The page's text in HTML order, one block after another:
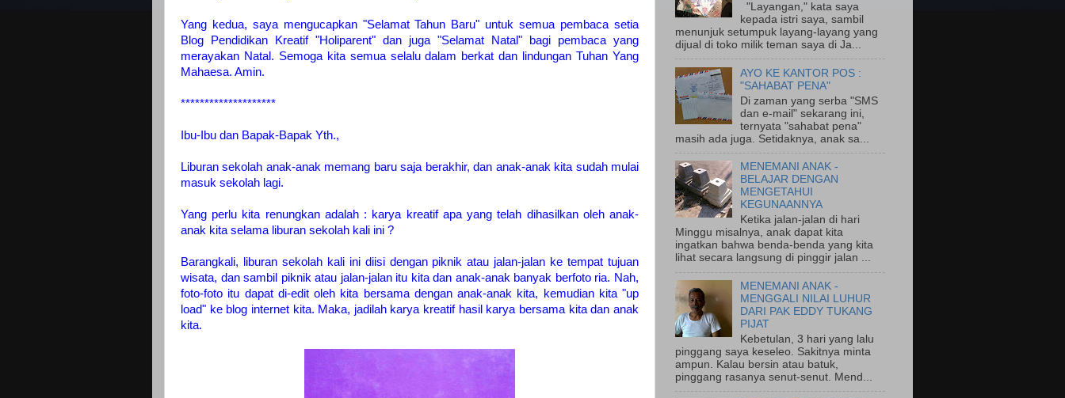
Yang kedua, saya mengucapkan "Selamat Tahun Baru" untuk semua pembaca setia
Blog Pendidikan Kreatif "Holiparent" dan juga "Selamat Natal" bagi pembaca yang
merayakan Natal. Semoga kita semua selalu dalam berkat dan lindungan Tuhan Yang
Mahaesa. Amin.
********************
Ibu-Ibu dan Bapak-Bapak Yth.,
Liburan sekolah anak-anak memang baru saja berakhir, dan anak-anak kita sudah mulai
masuk sekolah lagi.
Yang perlu kita renungkan adalah : karya kreatif apa yang telah dihasilkan oleh anak-
anak kita selama liburan sekolah kali ini ?
Barangkali, liburan sekolah kali ini diisi dengan piknik atau jalan-jalan ke tempat tujuan
wisata, dan sambil piknik atau jalan-jalan itu kita dan anak-anak banyak berfoto ria. Nah,
foto-foto itu dapat di-edit oleh kita bersama dengan anak-anak kita, kemudian kita "up
load" ke blog internet kita. Maka, jadilah karya kreatif hasil karya bersama kita dan anak
kita.
"Layangan," kata saya
kepada istri saya, sambil
menunjuk setumpuk layang-layang yang
dijual di toko milik teman saya di Ja...
AYO KE KANTOR POS :
"SAHABAT PENA"
Di zaman yang serba "SMS
dan e-mail" sekarang ini,
ternyata "sahabat pena"
masih ada juga. Setidaknya, anak sa...
MENEMANI ANAK -
BELAJAR DENGAN
MENGETAHUI
KEGUNAANNYA
Ketika jalan-jalan di hari
Minggu misalnya, anak dapat kita
ingatkan bahwa benda-benda yang kita
lihat secara langsung di pinggir jalan ...
MENEMANI ANAK -
MENGGALI NILAI LUHUR
DARI PAK EDDY TUKANG
PIJAT
Kebetulan, 3 hari yang lalu
pinggang saya keseleo. Sakitnya minta
ampun. Kalau bersin atau batuk,
pinggang rasanya senut-senut. Mend...